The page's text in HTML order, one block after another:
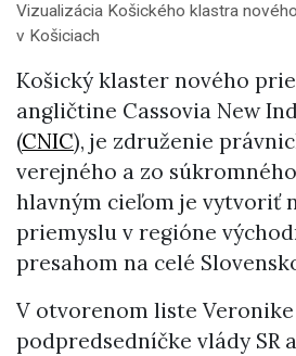
Vizualizácia Košického klastra
v Košiciach
Košický klaster nového
angličtine Cassovia New
(CNIC), je združenie
verejného a zo
hlavným cieľom je vytvoriť
priemyslu v regióne
presahom na celé
V otvorenom liste Veronike
podpredsedníčke vlády SR